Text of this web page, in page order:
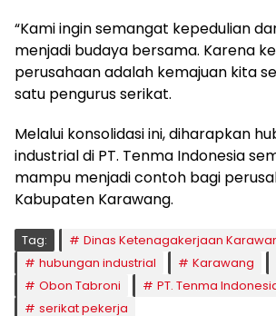
“Kami ingin semangat kepedulian
menjadi budaya bersama. Karena
perusahaan adalah kemajuan kita
satu pengurus serikat.
Melalui konsolidasi ini, diharapkan
industrial di PT. Tenma Indonesia
mampu menjadi contoh bagi
Kabupaten Karawang.
Tag:
Dinas Ketenagakerjaan
hubungan industrial
Karawang
Obon Tabroni
PT. Tenma
serikat pekerja